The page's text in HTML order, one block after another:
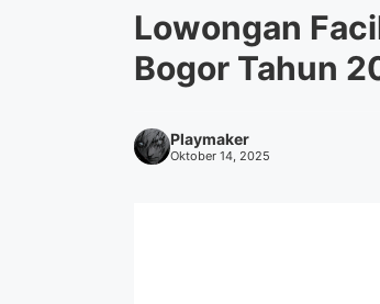
Lowongan
Bogor Tahun
Playmaker
Oktober 14, 2025